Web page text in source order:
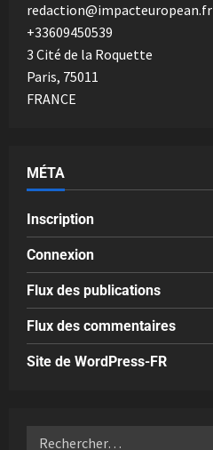
redaction@impacteuropean.fr
+33609450539
3 Cité de la Roquette
Paris, 75011
FRANCE
MÉTA
Inscription
Connexion
Flux des publications
Flux des commentaires
Site de WordPress-FR